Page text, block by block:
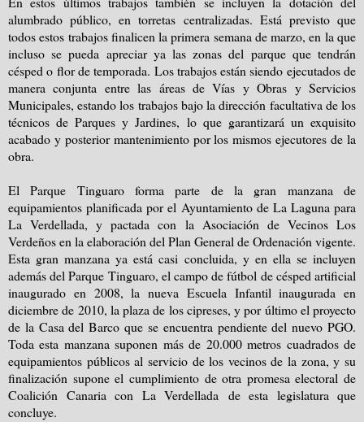
alumbrado público, en torretas centralizadas. Está previsto que
todos estos trabajos finalicen la primera semana de marzo, en la que
incluso se pueda apreciar ya las zonas del parque que tendrán
césped o flor de temporada. Los trabajos están siendo ejecutados de
manera conjunta entre las áreas de Vías y Obras y Servicios
Municipales, estando los trabajos bajo la dirección facultativa de los
técnicos de Parques y Jardines, lo que garantizará un exquisito
acabado y posterior mantenimiento por los mismos ejecutores de la
obra.
El Parque Tinguaro forma parte de la gran manzana de
equipamientos planificada por el Ayuntamiento de La Laguna para
La Verdellada, y pactada con la Asociación de Vecinos Los
Verdeños en la elaboración del Plan General de Ordenación vigente.
Esta gran manzana ya está casi concluida, y en ella se incluyen
además del Parque Tinguaro, el campo de fútbol de césped artificial
inaugurado en 2008, la nueva Escuela Infantil inaugurada en
diciembre de 2010, la plaza de los cipreses, y por último el proyecto
de la Casa del Barco que se encuentra pendiente del nuevo PGO.
Toda esta manzana suponen más de 20.000 metros cuadrados de
equipamientos públicos al servicio de los vecinos de la zona, y su
finalización supone el cumplimiento de otra promesa electoral de
Coalición Canaria con La Verdellada de esta legislatura que
concluye.